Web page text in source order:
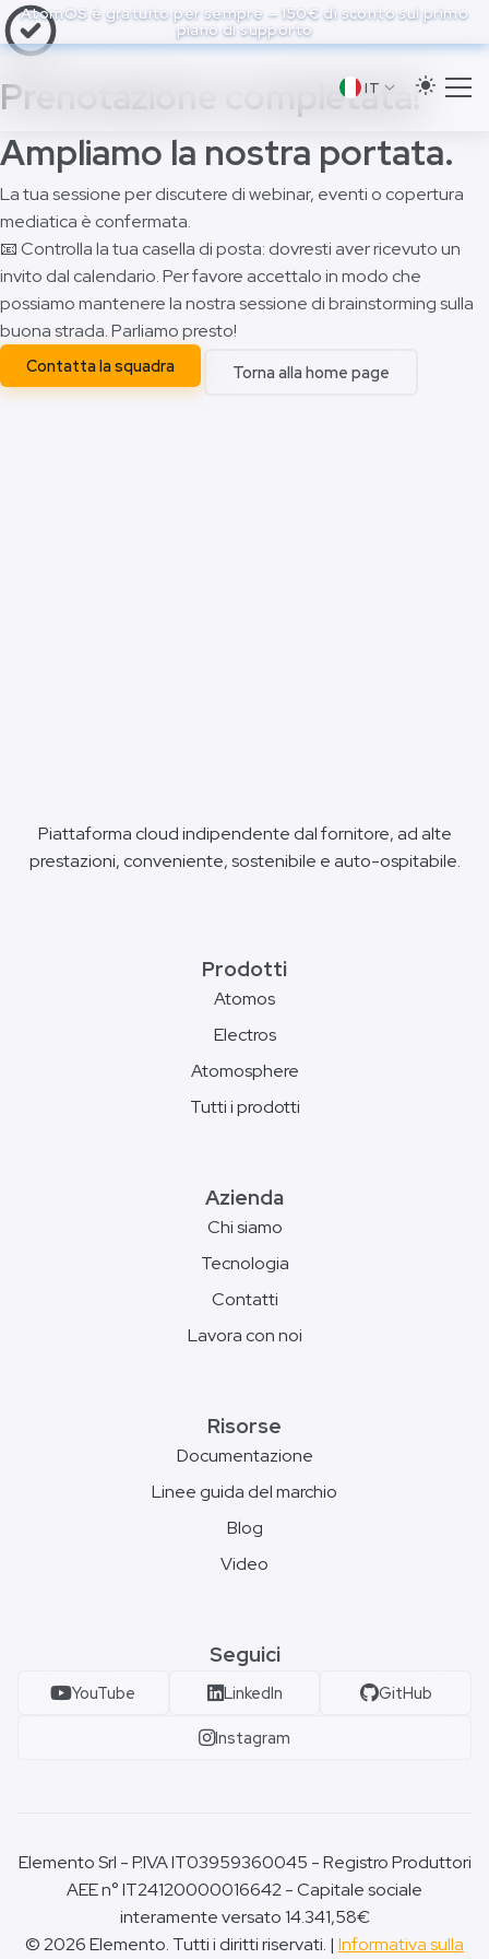
to
main
content
AtomOS è gratuito per sempre — 150€ di sconto sul primo
piano di supporto
IT
Prenotazione completata!
Ampliamo la nostra portata.
La tua sessione per discutere di webinar, eventi o copertura
mediatica è confermata.
📧 Controlla la tua casella di posta: dovresti aver ricevuto un
invito dal calendario. Per favore accettalo in modo che
possiamo mantenere la nostra sessione di brainstorming sulla
buona strada. Parliamo presto!
Contatta la squadra Torna alla home page
Piattaforma cloud indipendente dal fornitore, ad alte
prestazioni, conveniente, sostenibile e auto-ospitabile.
Prodotti
Atomos
Electros
Atomosphere
Tutti i prodotti
Azienda
Chi siamo
Tecnologia
Contatti
Lavora con noi
Risorse
Documentazione
Linee guida del marchio
Blog
Video
Seguici
YouTube LinkedIn GitHub
Instagram
Elemento Srl - P.IVA IT03959360045 - Registro Produttori
AEE n° IT24120000016642 - Capitale sociale
interamente versato 14.341,58€
© 2026 Elemento. Tutti i diritti riservati. | Informativa sulla